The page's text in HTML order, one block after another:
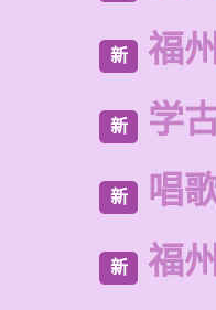
新 福
新 学
新 唱
新 福